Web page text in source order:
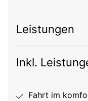
Leistungen
Inkl.
Fahrt im